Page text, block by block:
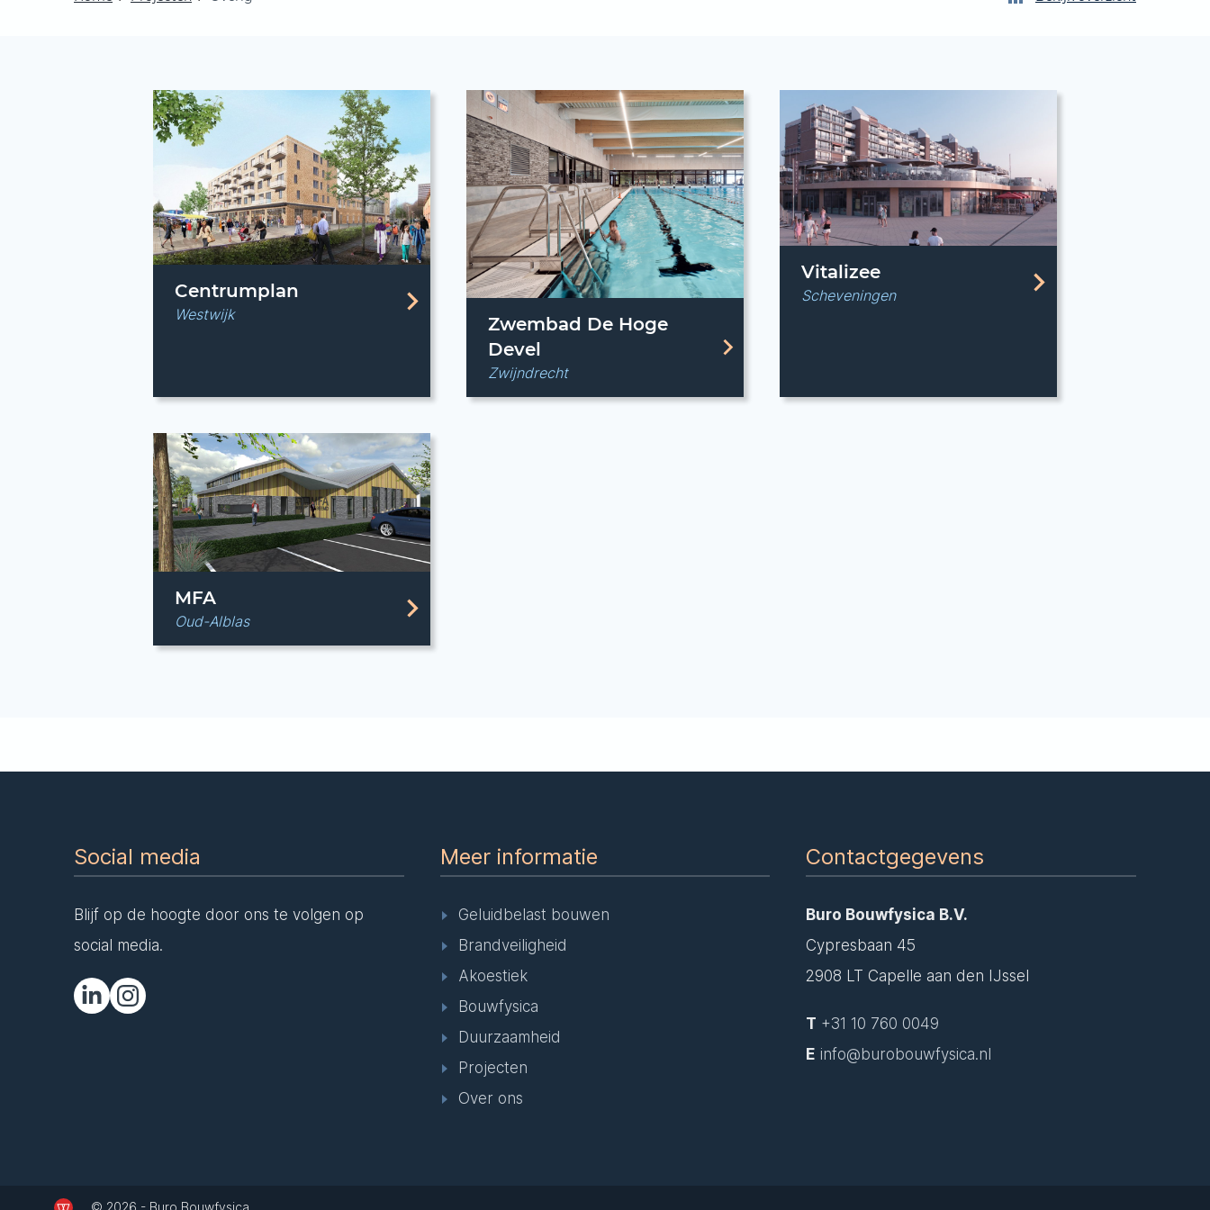
Centrumplan
Westwijk
Zwembad De Hoge
Devel
Zwijndrecht
Vitalizee
Scheveningen
MFA
Oud-Alblas
Social media
Blijf op de hoogte door ons te volgen op
social media.
Meer informatie
Geluidbelast bouwen
Brandveiligheid
Akoestiek
Bouwfysica
Duurzaamheid
Projecten
Over ons
Contactgegevens
Buro Bouwfysica B.V.
Cypresbaan 45
2908 LT Capelle aan den IJssel
T +31 10 760 0049
E info@burobouwfysica.nl
© 2026 - Buro Bouwfysica